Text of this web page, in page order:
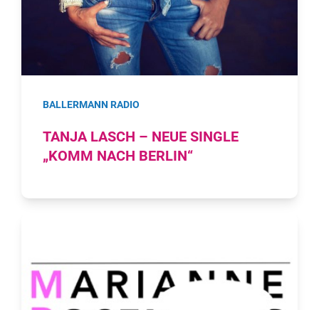
BALLERMANN RADIO
TANJA LASCH – NEUE SINGLE
„KOMM NACH BERLIN“